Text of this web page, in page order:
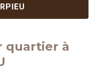
quartier à